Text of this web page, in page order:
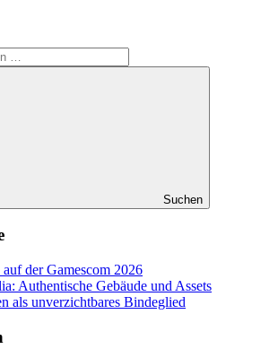
Suchen
der Gamescom 2026
Authentische Gebäude und Assets
als unverzichtbares Bindeglied